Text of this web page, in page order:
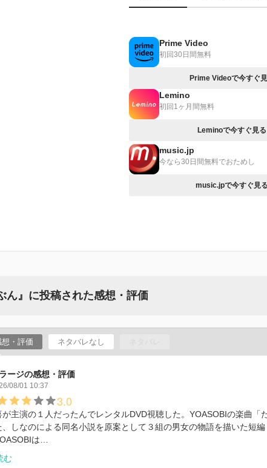
Prime Video
初回30日間無料
Prime Videoで今すぐ
Lemino
初回1ヶ月間無料
Leminoで今すぐ見る
music.jp
今なら30日間無料でおためし
music.jpで今すぐ見る
ん』に投稿された感想・評価
・評価 ネタバレなし
ージの感想・評価
08/01 10:37
3.0
主演の１人だったんでレンタルDVD視聴した。YOASOBIの楽曲「
、しなのによる同名小説を原案として３組の男女の物語を描いた短
は…
む